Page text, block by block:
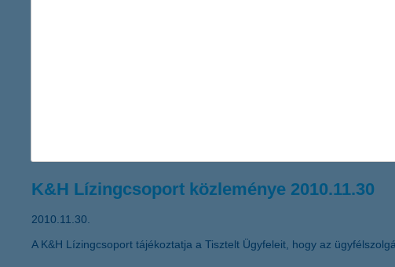
A K&H Pannonlízing Pénzügyi Szolgáltató Holding Zártkörűen Működő
alábbiakban teszi közzé a Társaság alaptőke emeléséről, valamint a
K&H Lízingcsoport közleménye 2010.11.30
2010.11.30.
A K&H Lízingcsoport tájékoztatja a Tisztelt Ügyfeleit, hogy az